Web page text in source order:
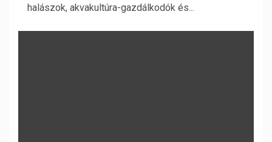
halászok, akvakultúra-gazdálkodók és...